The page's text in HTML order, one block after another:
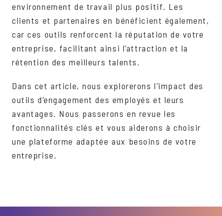
environnement de travail plus positif. Les
clients et partenaires en bénéficient également,
car ces outils renforcent la réputation de votre
entreprise, facilitant ainsi l’attraction et la
rétention des meilleurs talents.
Dans cet article, nous explorerons l’impact des
outils d’engagement des employés et leurs
avantages. Nous passerons en revue les
fonctionnalités clés et vous aiderons à choisir
une plateforme adaptée aux besoins de votre
entreprise.